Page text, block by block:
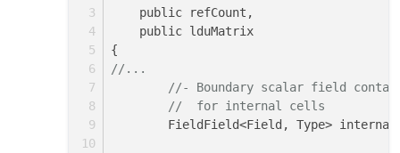
    public refCount,
    public lduMatrix
{
//...
//- Boundary scalar field
//  for internal cells
FieldField<Field, Type>